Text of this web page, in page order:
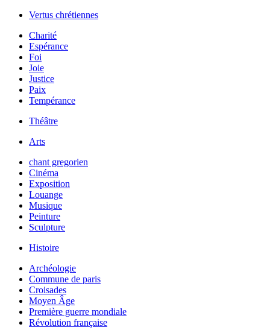
Vertus chrétiennes
Charité
Espérance
Foi
Joie
Justice
Paix
Tempérance
Théâtre
Arts
chant gregorien
Cinéma
Exposition
Louange
Musique
Peinture
Sculpture
Histoire
Archéologie
Commune de paris
Croisades
Moyen Âge
Première guerre mondiale
Révolution française